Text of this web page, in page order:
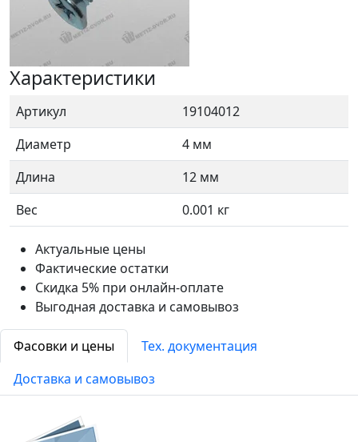
Характеристики
Артикул
19104012
Диаметр
4 мм
Длина
12 мм
Вес
0.001 кг
Актуальные цены
Фактические остатки
Скидка 5% при онлайн-оплате
Выгодная доставка и самовывоз
Фасовки и цены
Тех. документация
Доставка и самовывоз